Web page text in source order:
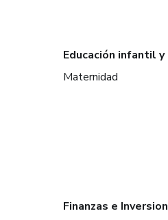
Educación infantil y
Maternidad
Finanzas e